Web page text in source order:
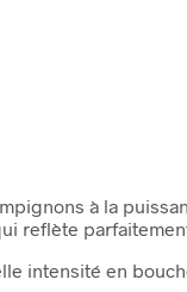
à la
reflète
intensité en